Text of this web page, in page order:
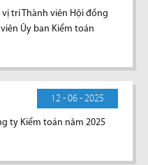
trí Thành viên Hội đồng
Ủy ban Kiểm toán
12 - 06 - 2025
ty Kiểm toán năm 2025